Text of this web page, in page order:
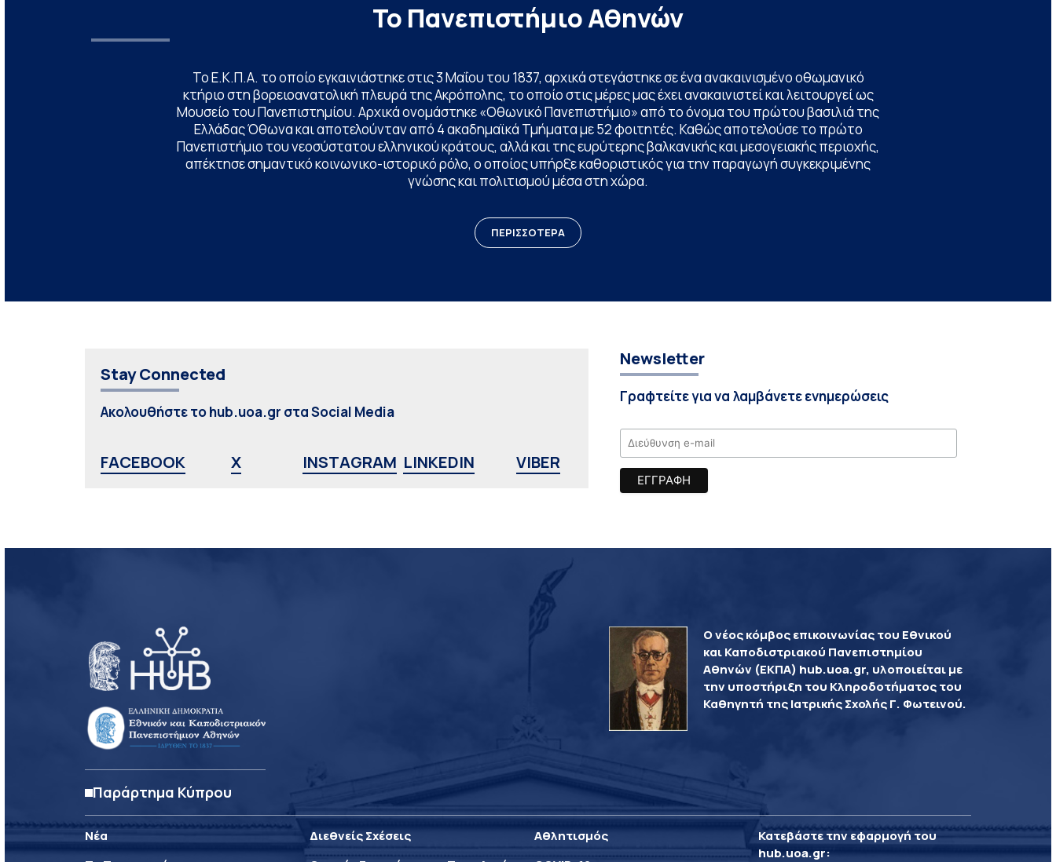
Το Πανεπιστήμιο Αθηνών
Το Ε.Κ.Π.Α. το οποίο εγκαινιάστηκε στις 3 Μαΐου του 1837, αρχικά στεγάστηκε σε ένα ανακαινισμένο οθωμανικό
κτήριο στη βορειοανατολική πλευρά της Ακρόπολης, το οποίο στις μέρες μας έχει ανακαινιστεί και λειτουργεί ως
Μουσείο του Πανεπιστημίου. Αρχικά ονομάστηκε «Οθωνικό Πανεπιστήμιο» από το όνομα του πρώτου βασιλιά της
Ελλάδας Όθωνα και αποτελούνταν από 4 ακαδημαϊκά Τμήματα με 52 φοιτητές. Καθώς αποτελούσε το πρώτο
Πανεπιστήμιο του νεοσύστατου ελληνικού κράτους, αλλά και της ευρύτερης βαλκανικής και μεσογειακής περιοχής,
απέκτησε σημαντικό κοινωνικο-ιστορικό ρόλο, ο οποίος υπήρξε καθοριστικός για την παραγωγή συγκεκριμένης
γνώσης και πολιτισμού μέσα στη χώρα.
ΠΕΡΙΣΣΟΤΕΡΑ
Stay Connected
Ακολουθήστε το hub.uoa.gr στα Social Media
FACEBOOK X INSTAGRAM LINKEDIN VIBER
Newsletter
Γραφτείτε για να λαμβάνετε ενημερώσεις
Παράρτημα Κύπρου
Ο νέος κόμβος επικοινωνίας του Εθνικού
και Καποδιστριακού Πανεπιστημίου
Αθηνών (ΕΚΠΑ) hub.uoa.gr, υλοποιείται με
την υποστήριξη του Κληροδοτήματος του
Καθηγητή της Ιατρικής Σχολής Γ. Φωτεινού.
Νέα
Διεθνείς Σχέσεις
Αθλητισμός
Κατεβάστε την εφαρμογή του
hub.uoa.gr: